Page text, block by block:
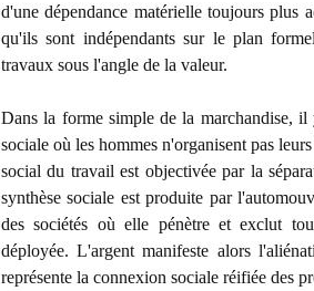
d'une dépendance matérielle toujours plus
qu'ils sont indépendants sur le plan
travaux sous l'angle de la valeur.
Dans la forme simple de la marchandise,
sociale où les hommes n'organisent pas
social du travail est objectivée par la
synthèse sociale est produite par
des sociétés où elle pénètre et exclut
déployée. L'argent manifeste alors
représente la connexion sociale réifiée des